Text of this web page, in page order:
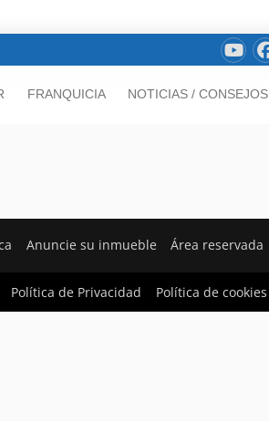
FRANQUICIA NOTICIAS / CONSEJOS
Anuncie su inmueble Área reservada
Política de Privacidad Política de cookies